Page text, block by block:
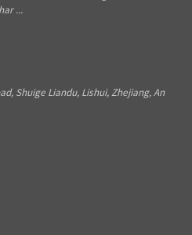
...
Shuige Liandu, Lishui, Zhejiang, An